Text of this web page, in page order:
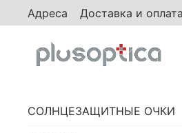
Адреса Доставка и оплата
СОЛНЦЕЗАЩИТНЫЕ ОЧКИ